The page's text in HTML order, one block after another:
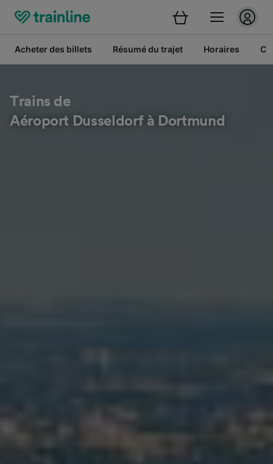
Acheter des billets Résumé du trajet Horaires
Trains de
Aéroport Dusseldorf à Dortmund